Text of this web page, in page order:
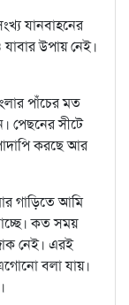
যানবাহনের
উপায় নেই।
পাঁচের মত
পেছনের সীটে
করছে আর
গাড়িতে আমি
কত সময়
নেই। এরই
বলা যায়।